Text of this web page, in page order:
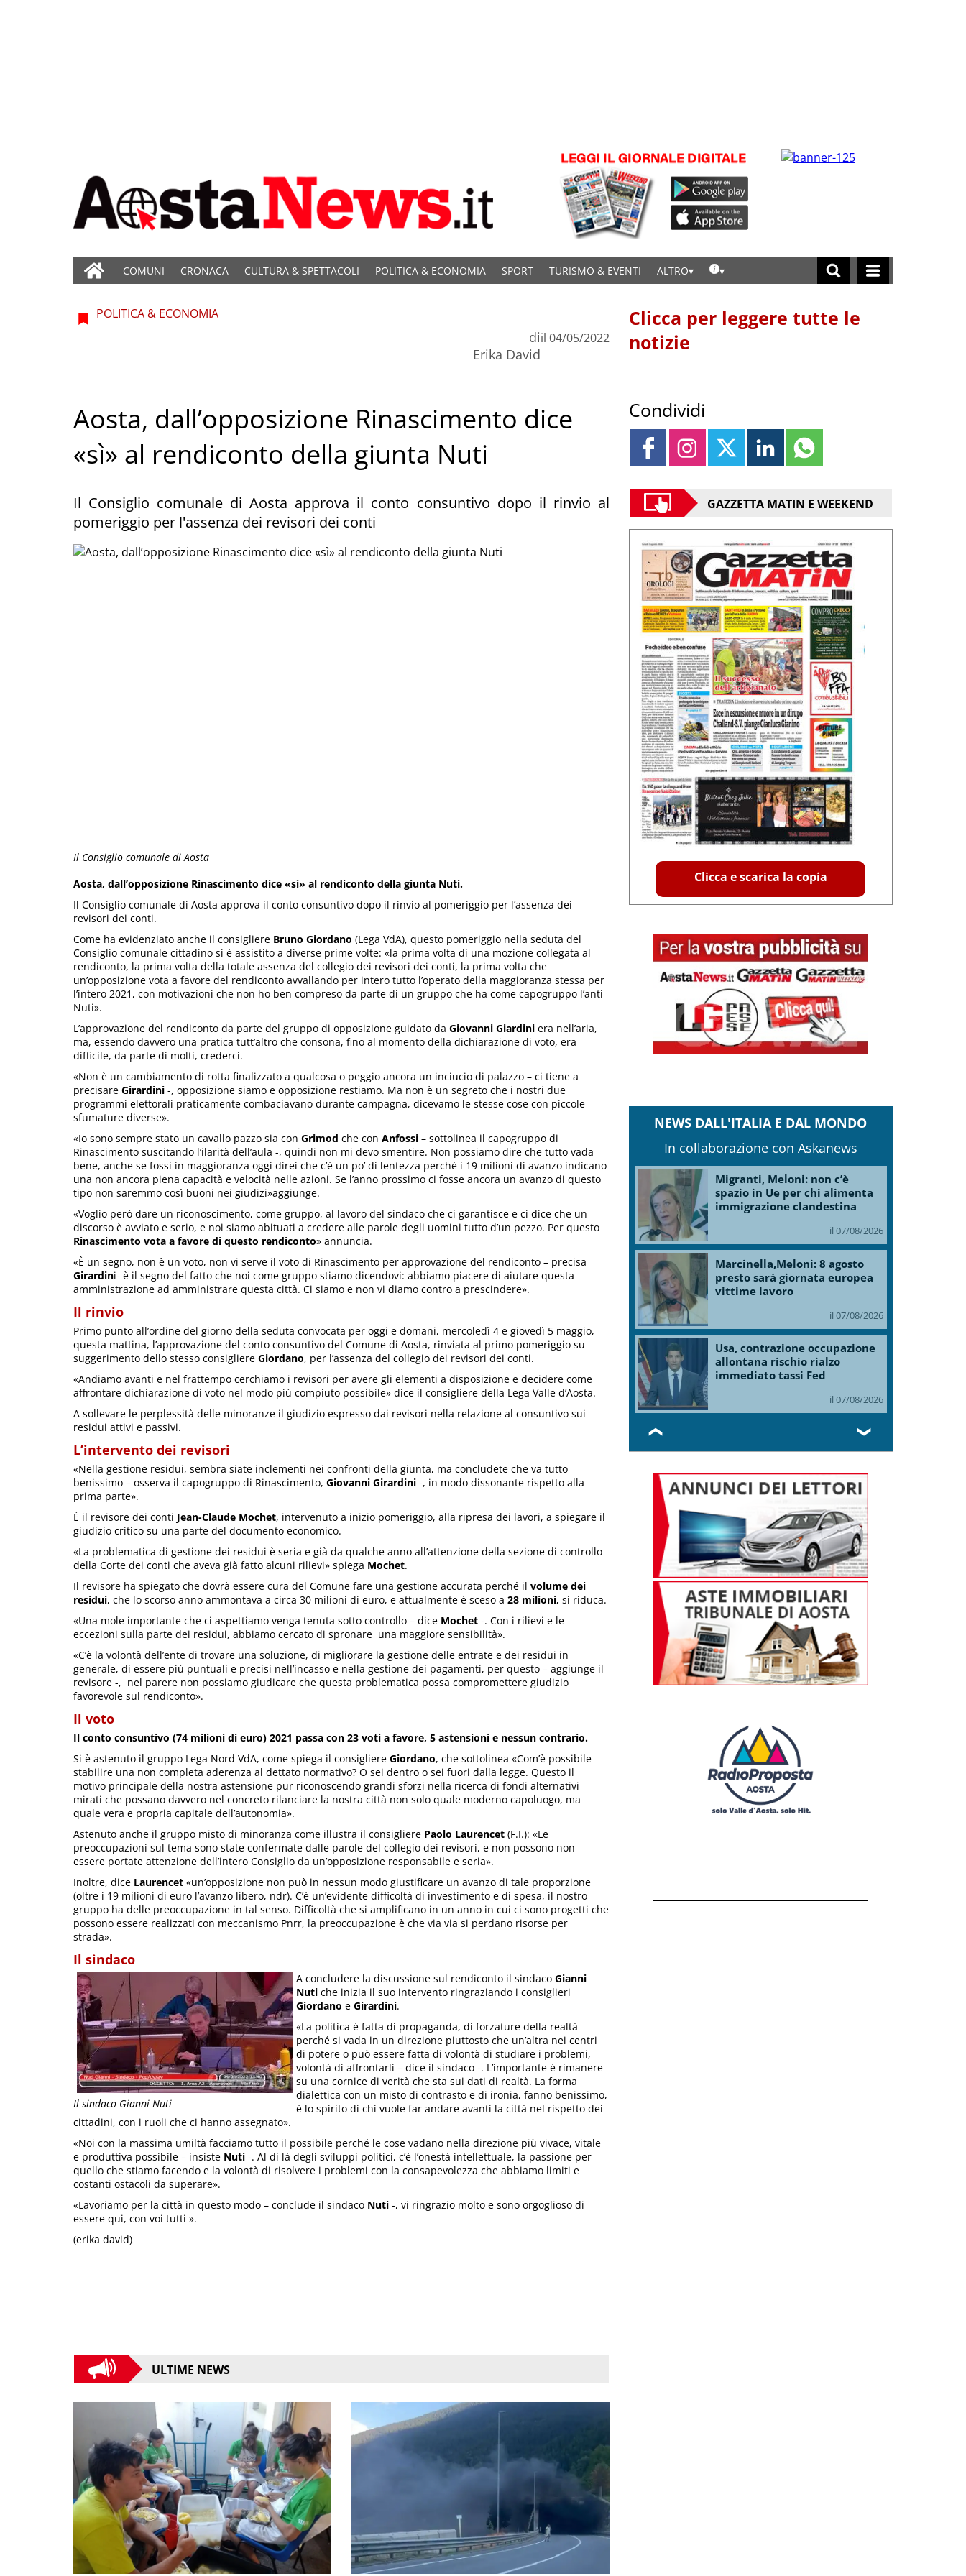
COMUNI CRONACA CULTURA & SPETTACOLI POLITICA & ECONOMIA SPORT TURISMO & EVENTI ALTRO
Il Consiglio comunale di Aosta
POLITICA & ECONOMIA
di
Erika David
il 04/05/2022
Aosta, dall’opposizione Rinascimento dice
«sì» al rendiconto della giunta Nuti
Il Consiglio comunale di Aosta approva il conto consuntivo dopo il rinvio al
pomeriggio per l'assenza dei revisori dei conti
Aosta, dall’opposizione Rinascimento dice «sì» al rendiconto della giunta Nuti.
Il Consiglio comunale di Aosta approva il conto consuntivo dopo il rinvio al pomeriggio per l’assenza dei
revisori dei conti.
Come ha evidenziato anche il consigliere Bruno Giordano (Lega VdA), questo pomeriggio nella seduta del
Consiglio comunale cittadino si è assistito a diverse prime volte: «la prima volta di una mozione collegata al
rendiconto, la prima volta della totale assenza del collegio dei revisori dei conti, la prima volta che
un’opposizione vota a favore del rendiconto avvallando per intero tutto l’operato della maggioranza stessa per
l’intero 2021, con motivazioni che non ho ben compreso da parte di un gruppo che ha come capogruppo l’anti
Nuti».
L’approvazione del rendiconto da parte del gruppo di opposizione guidato da Giovanni Giardini era nell’aria,
ma, essendo davvero una pratica tutt’altro che consona, fino al momento della dichiarazione di voto, era
difficile, da parte di molti, crederci.
«Non è un cambiamento di rotta finalizzato a qualcosa o peggio ancora un inciucio di palazzo – ci tiene a
precisare Girardini -, opposizione siamo e opposizione restiamo. Ma non è un segreto che i nostri due
programmi elettorali praticamente combaciavano durante campagna, dicevamo le stesse cose con piccole
sfumature diverse».
«Io sono sempre stato un cavallo pazzo sia con Grimod che con Anfossi – sottolinea il capogruppo di
Rinascimento suscitando l’ilarità dell’aula -, quindi non mi devo smentire. Non possiamo dire che tutto vada
bene, anche se fossi in maggioranza oggi direi che c’è un po’ di lentezza perché i 19 milioni di avanzo indicano
una non ancora piena capacità e velocità nelle azioni. Se l’anno prossimo ci fosse ancora un avanzo di questo
tipo non saremmo così buoni nei giudizi»aggiunge.
«Voglio però dare un riconoscimento, come gruppo, al lavoro del sindaco che ci garantisce e ci dice che un
discorso è avviato e serio, e noi siamo abituati a credere alle parole degli uomini tutto d’un pezzo. Per questo
Rinascimento vota a favore di questo rendiconto» annuncia.
«È un segno, non è un voto, non vi serve il voto di Rinascimento per approvazione del rendiconto – precisa
Girardini- è il segno del fatto che noi come gruppo stiamo dicendovi: abbiamo piacere di aiutare questa
amministrazione ad amministrare questa città. Ci siamo e non vi diamo contro a prescindere».
Il rinvio
Primo punto all’ordine del giorno della seduta convocata per oggi e domani, mercoledì 4 e giovedì 5 maggio,
questa mattina, l’approvazione del conto consuntivo del Comune di Aosta, rinviata al primo pomeriggio su
suggerimento dello stesso consigliere Giordano, per l’assenza del collegio dei revisori dei conti.
«Andiamo avanti e nel frattempo cerchiamo i revisori per avere gli elementi a disposizione e decidere come
affrontare dichiarazione di voto nel modo più compiuto possibile» dice il consigliere della Lega Valle d’Aosta.
A sollevare le perplessità delle minoranze il giudizio espresso dai revisori nella relazione al consuntivo sui
residui attivi e passivi.
L’intervento dei revisori
«Nella gestione residui, sembra siate inclementi nei confronti della giunta, ma concludete che va tutto
benissimo – osserva il capogruppo di Rinascimento, Giovanni Girardini -, in modo dissonante rispetto alla
prima parte».
È il revisore dei conti Jean-Claude Mochet, intervenuto a inizio pomeriggio, alla ripresa dei lavori, a spiegare il
giudizio critico su una parte del documento economico.
«La problematica di gestione dei residui è seria e già da qualche anno all’attenzione della sezione di controllo
della Corte dei conti che aveva già fatto alcuni rilievi» spiega Mochet.
Il revisore ha spiegato che dovrà essere cura del Comune fare una gestione accurata perché il volume dei
residui, che lo scorso anno ammontava a circa 30 milioni di euro, e attualmente è sceso a 28 milioni, si riduca.
«Una mole importante che ci aspettiamo venga tenuta sotto controllo – dice Mochet -. Con i rilievi e le
eccezioni sulla parte dei residui, abbiamo cercato di spronare una maggiore sensibilità».
«C’è la volontà dell’ente di trovare una soluzione, di migliorare la gestione delle entrate e dei residui in
generale, di essere più puntuali e precisi nell’incasso e nella gestione dei pagamenti, per questo – aggiunge il
revisore -, nel parere non possiamo giudicare che questa problematica possa compromettere giudizio
favorevole sul rendiconto».
Il voto
Il conto consuntivo (74 milioni di euro) 2021 passa con 23 voti a favore, 5 astensioni e nessun contrario.
Si è astenuto il gruppo Lega Nord VdA, come spiega il consigliere Giordano, che sottolinea «Com’è possibile
stabilire una non completa aderenza al dettato normativo? O sei dentro o sei fuori dalla legge. Questo il
motivo principale della nostra astensione pur riconoscendo grandi sforzi nella ricerca di fondi alternativi
mirati che possano davvero nel concreto rilanciare la nostra città non solo quale moderno capoluogo, ma
quale vera e propria capitale dell’autonomia».
Astenuto anche il gruppo misto di minoranza come illustra il consigliere Paolo Laurencet (F.I.): «Le
preoccupazioni sul tema sono state confermate dalle parole del collegio dei revisori, e non possono non
essere portate attenzione dell’intero Consiglio da un’opposizione responsabile e seria».
Inoltre, dice Laurencet «un’opposizione non può in nessun modo giustificare un avanzo di tale proporzione
(oltre i 19 milioni di euro l’avanzo libero, ndr). C’è un’evidente difficoltà di investimento e di spesa, il nostro
gruppo ha delle preoccupazione in tal senso. Difficoltà che si amplificano in un anno in cui ci sono progetti che
possono essere realizzati con meccanismo Pnrr, la preoccupazione è che via via si perdano risorse per
strada».
Il sindaco
Il sindaco Gianni Nuti
A concludere la discussione sul rendiconto il sindaco Gianni
Nuti che inizia il suo intervento ringraziando i consiglieri
Giordano e Girardini.
«La politica è fatta di propaganda, di forzature della realtà
perché si vada in un direzione piuttosto che un’altra nei centri
di potere o può essere fatta di volontà di studiare i problemi,
volontà di affrontarli – dice il sindaco -. L’importante è rimanere
su una cornice di verità che sta sui dati di realtà. La forma
dialettica con un misto di contrasto e di ironia, fanno benissimo,
è lo spirito di chi vuole far andare avanti la città nel rispetto dei
cittadini, con i ruoli che ci hanno assegnato».
«Noi con la massima umiltà facciamo tutto il possibile perché le cose vadano nella direzione più vivace, vitale
e produttiva possibile – insiste Nuti -. Al di là degli sviluppi politici, c’è l’onestà intellettuale, la passione per
quello che stiamo facendo e la volontà di risolvere i problemi con la consapevolezza che abbiamo limiti e
costanti ostacoli da superare».
«Lavoriamo per la città in questo modo – conclude il sindaco Nuti -, vi ringrazio molto e sono orgoglioso di
essere qui, con voi tutti ».
(erika david)
ULTIME NEWS
Clicca per leggere tutte le
notizie
Condividi
GAZZETTA MATIN E WEEKEND
Clicca e scarica la copia
NEWS DALL'ITALIA E DAL MONDO
In collaborazione con Askanews
Migranti, Meloni: non c’è
spazio in Ue per chi alimenta
immigrazione clandestina
il 07/08/2026
Marcinella,Meloni: 8 agosto
presto sarà giornata europea
vittime lavoro
il 07/08/2026
Usa, contrazione occupazione
allontana rischio rialzo
immediato tassi Fed
il 07/08/2026
❮ ❯